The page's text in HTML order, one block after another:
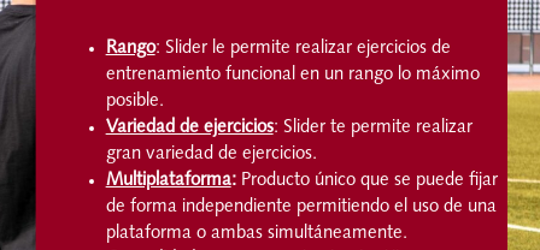
Rango: Slider le permite realizar ejercicios de
entrenamiento funcional en un rango lo máximo
posible.
Variedad de ejercicios: Slider te permite realizar
gran variedad de ejercicios.
Multiplataforma:Producto único que se puede fijar
de forma independiente permitiendo el uso de una
plataforma o ambas simultáneamente.